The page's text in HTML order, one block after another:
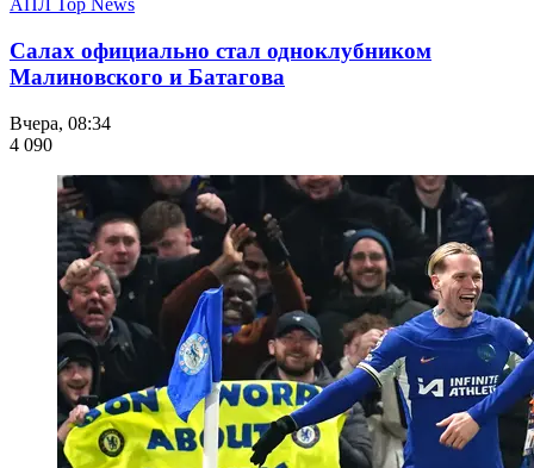
АПЛ Top News
Салах официально стал одноклубником
Малиновского и Батагова
Вчера, 08:34
4 090